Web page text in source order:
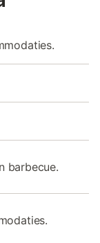
barbecue.